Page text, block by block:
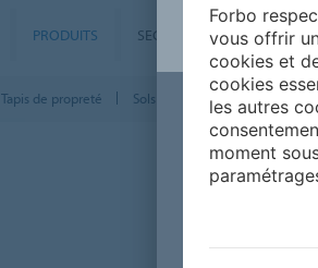
PRODUITS SEGMENTS
Tapis de propreté Sols d’entrée Coral Coral
Forbo
vous offrir
cookies et
cookies
les autres
moment